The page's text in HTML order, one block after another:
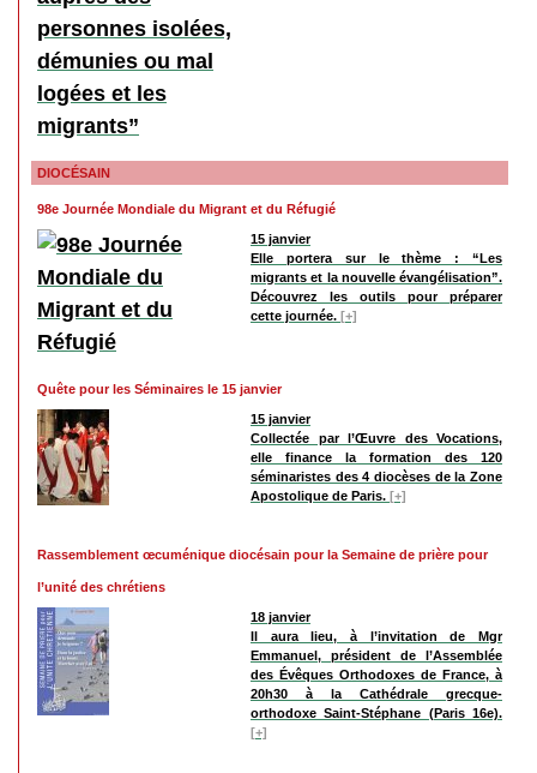
DIOCÉSAIN
98e Journée Mondiale du Migrant et du Réfugié
15 janvier
Elle portera sur le thème : “Les
migrants et la nouvelle évangélisation”.
Découvrez les outils pour préparer
cette journée. [+]
Quête pour les Séminaires le 15 janvier
15 janvier
Collectée par l’Œuvre des Vocations,
elle finance la formation des 120
séminaristes des 4 diocèses de la Zone
Apostolique de Paris. [+]
Rassemblement œcuménique diocésain pour la Semaine de prière pour
l’unité des chrétiens
18 janvier
Il aura lieu, à l’invitation de Mgr
Emmanuel, président de l’Assemblée
des Évêques Orthodoxes de France, à
20h30 à la Cathédrale grecque-
orthodoxe Saint-Stéphane (Paris 16e).
[+]